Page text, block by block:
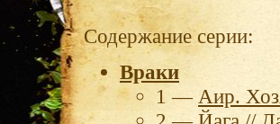
Содержание серии:
Враки
1 — Аир.